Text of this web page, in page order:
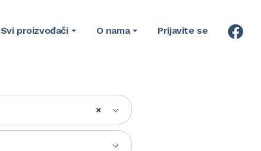
Svi proizvođači O nama Prijavite se
×